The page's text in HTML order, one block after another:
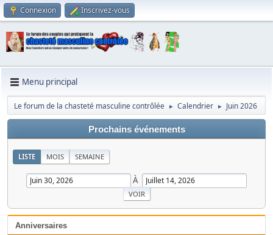
Connexion Inscrivez-vous
Menu principal
Le forum de la chasteté masculine contrôlée ► Calendrier ► Juin 2026
Prochains événements
LISTE MOIS SEMAINE
À
Anniversaires